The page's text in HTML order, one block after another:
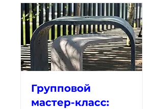
Групповой
мастер-класс: